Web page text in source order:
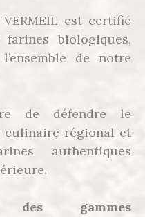
est certifié
biologiques,
de notre
de défendre le
régional et
authentiques
des gammes